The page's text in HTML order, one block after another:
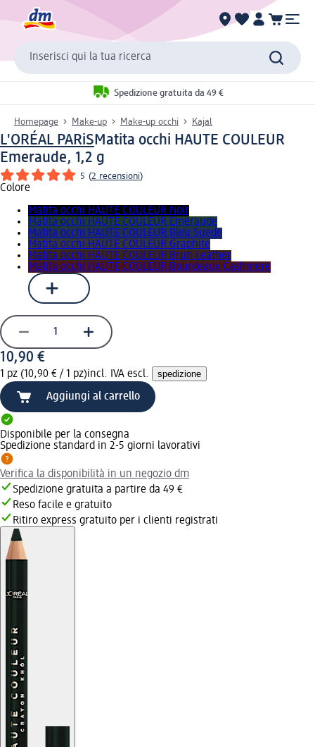
Inserisci qui la tua ricerca
Spedizione gratuita da 49 €
Homepage Make-up Make-up occhi Kajal
L'ORÉAL PARiSMatita occhi HAUTE COULEUR
Emeraude, 1,2 g
5 (2 recensioni)
Colore
Matita occhi HAUTE COULEUR Noir
Matita occhi HAUTE COULEUR Emeraude
Matita occhi HAUTE COULEUR Bleu Suede
Matita occhi HAUTE COULEUR Graphite
Matita occhi HAUTE COULEUR Brun Leather
Matita occhi HAUTE COULEUR Bourdeaux Cashmere
10,90 €
1 pz (10,90 € / 1 pz)incl. IVA escl. spedizione
Aggiungi al carrello
Disponibile per la consegna
Spedizione standard in 2-5 giorni lavorativi
Verifica la disponibilità in un negozio dm
Spedizione gratuita a partire da 49 €
Reso facile e gratuito
Ritiro express gratuito per i clienti registrati